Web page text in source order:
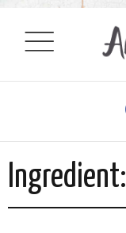
Ingredient: